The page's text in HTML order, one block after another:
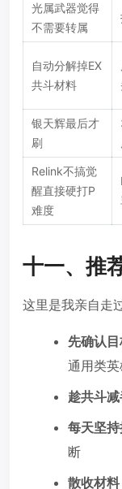
光属武器觉得
不需要转属
自动分解掉EX
共斗材料
银天辉最后才
刷
Relink不搞觉
醒直接硬打P
难度
十一、推
这里是我亲自走
先确认
通用类
趁共斗
每天坚
断
散收材料